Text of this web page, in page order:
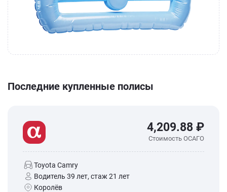
Последние купленные полисы
4,209.88 ₽
Стоимость ОСАГО
Toyota Camry
Водитель 39 лет, стаж 21 лет
Королёв